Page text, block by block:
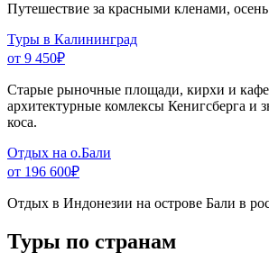
Путешествие за красными кленами,
Туры в Калининград
от 9 450₽
Старые рыночные площади, кирхи и
архитектурные комлексы Кенигсберга и
коса.
Отдых на о.Бали
от 196 600₽
Отдых в Индонезии на острове Бали в
Туры по странам